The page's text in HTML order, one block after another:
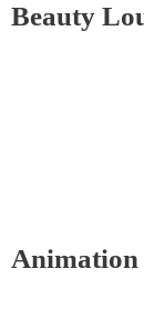
Beauty